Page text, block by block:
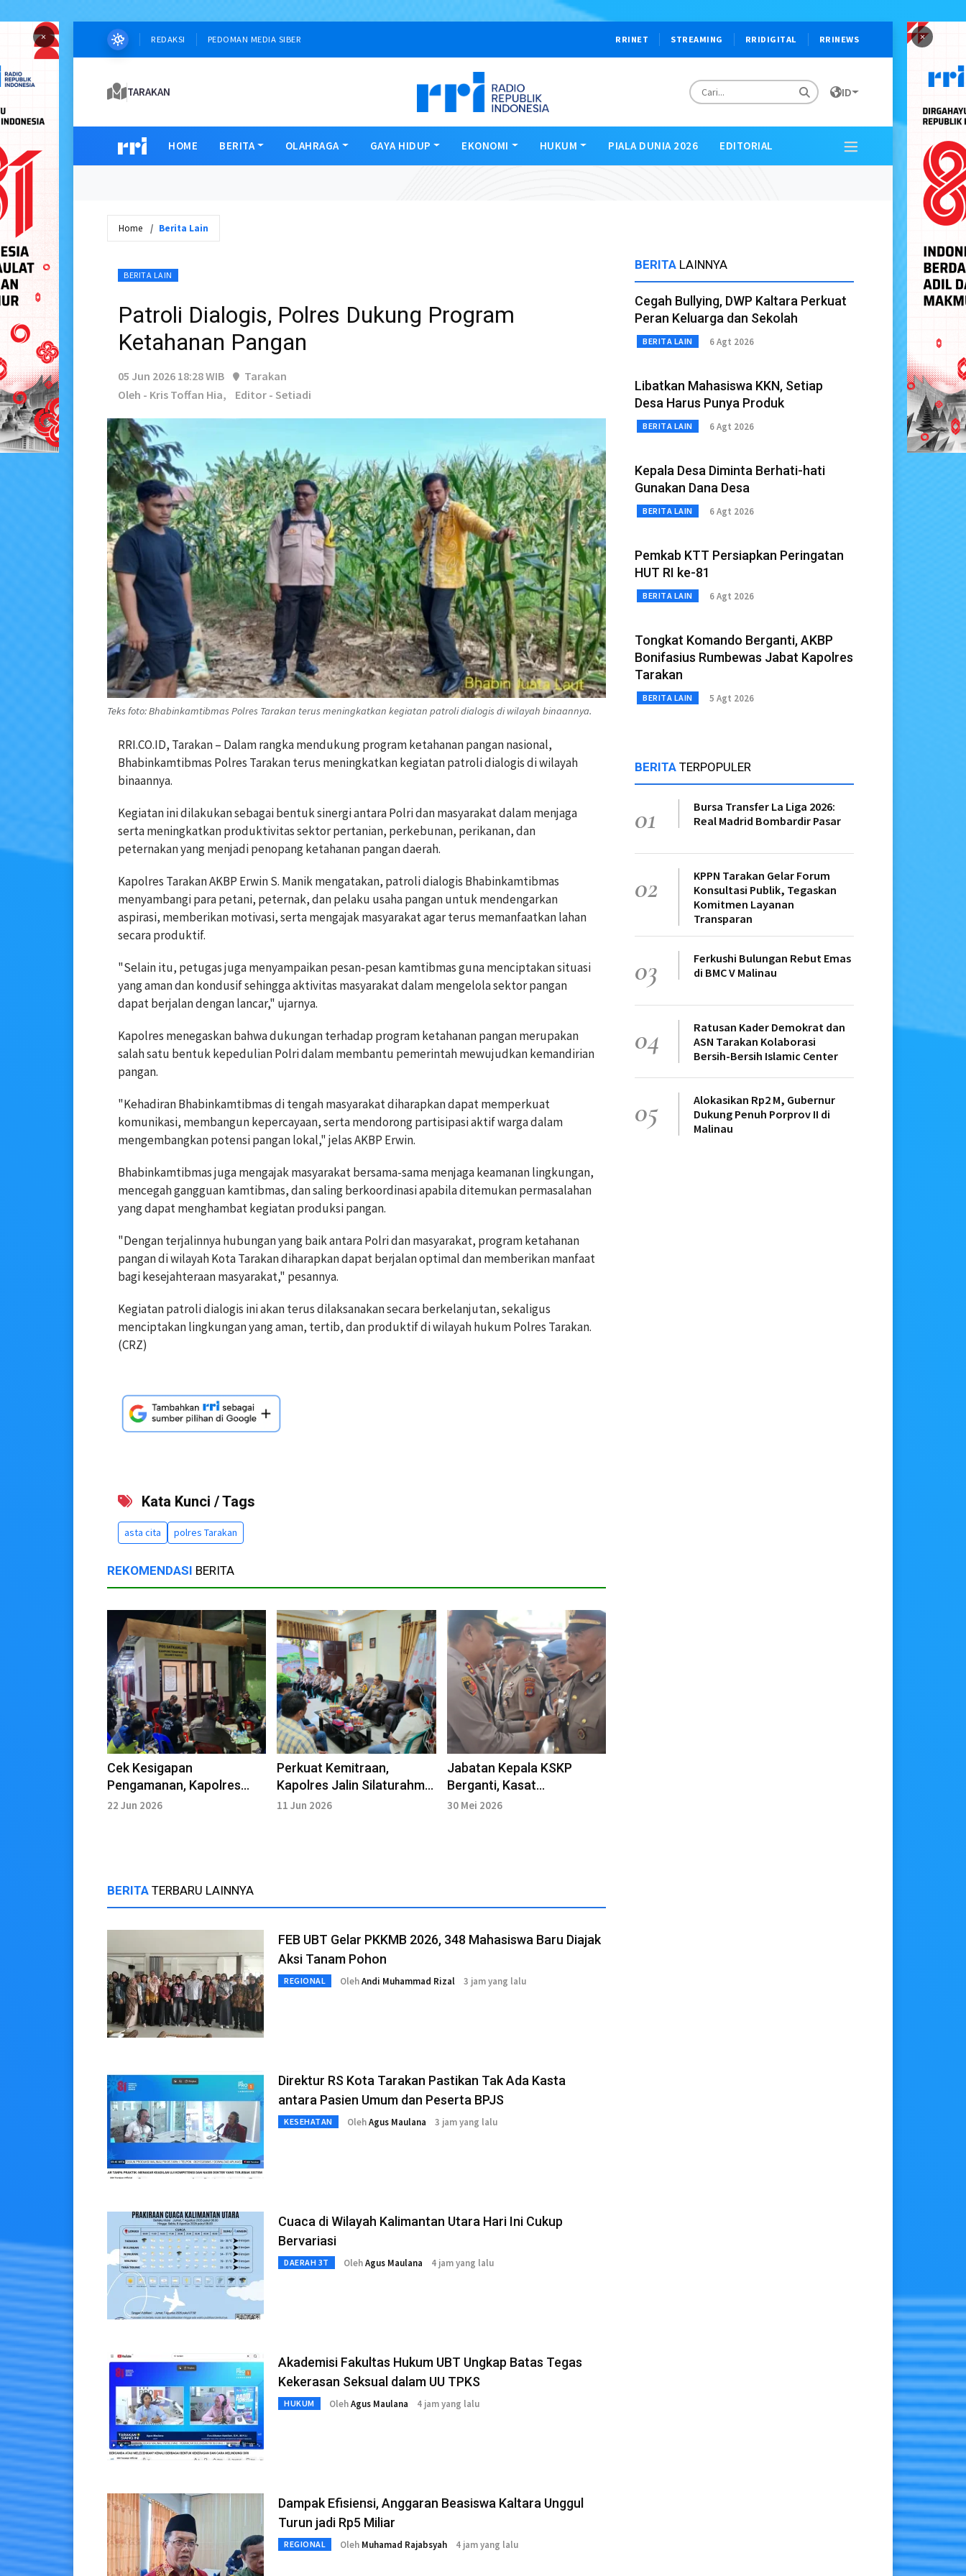
× ×
REDAKSI PEDOMAN MEDIA SIBER RRINET STREAMING RRIDIGITAL RRINEWS
TARAKAN ID
HOME BERITA OLAHRAGA GAYA HIDUP EKONOMI HUKUM PIALA DUNIA 2026 EDITORIAL
Home Berita Lain
BERITA LAIN
Patroli Dialogis, Polres Dukung Program
Ketahanan Pangan
05 Jun 2026 18:28 WIB
Tarakan
Oleh - Kris Toffan Hia,
Editor - Setiadi
Teks foto: Bhabinkamtibmas Polres Tarakan terus meningkatkan kegiatan patroli dialogis di wilayah binaannya.
RRI.CO.ID, Tarakan – Dalam rangka mendukung program ketahanan pangan nasional,
Bhabinkamtibmas Polres Tarakan terus meningkatkan kegiatan patroli dialogis di wilayah
binaannya.
Kegiatan ini dilakukan sebagai bentuk sinergi antara Polri dan masyarakat dalam menjaga
serta meningkatkan produktivitas sektor pertanian, perkebunan, perikanan, dan
peternakan yang menjadi penopang ketahanan pangan daerah.
Kapolres Tarakan AKBP Erwin S. Manik mengatakan, patroli dialogis Bhabinkamtibmas
menyambangi para petani, peternak, dan pelaku usaha pangan untuk mendengarkan
aspirasi, memberikan motivasi, serta mengajak masyarakat agar terus memanfaatkan lahan
secara produktif.
"Selain itu, petugas juga menyampaikan pesan-pesan kamtibmas guna menciptakan situasi
yang aman dan kondusif sehingga aktivitas masyarakat dalam mengelola sektor pangan
dapat berjalan dengan lancar," ujarnya.
Kapolres menegaskan bahwa dukungan terhadap program ketahanan pangan merupakan
salah satu bentuk kepedulian Polri dalam membantu pemerintah mewujudkan kemandirian
pangan.
"Kehadiran Bhabinkamtibmas di tengah masyarakat diharapkan dapat memperkuat
komunikasi, membangun kepercayaan, serta mendorong partisipasi aktif warga dalam
mengembangkan potensi pangan lokal," jelas AKBP Erwin.
Bhabinkamtibmas juga mengajak masyarakat bersama-sama menjaga keamanan lingkungan,
mencegah gangguan kamtibmas, dan saling berkoordinasi apabila ditemukan permasalahan
yang dapat menghambat kegiatan produksi pangan.
"Dengan terjalinnya hubungan yang baik antara Polri dan masyarakat, program ketahanan
pangan di wilayah Kota Tarakan diharapkan dapat berjalan optimal dan memberikan manfaat
bagi kesejahteraan masyarakat," pesannya.
Kegiatan patroli dialogis ini akan terus dilaksanakan secara berkelanjutan, sekaligus
menciptakan lingkungan yang aman, tertib, dan produktif di wilayah hukum Polres Tarakan.
(CRZ)
Kata Kunci / Tags
asta cita polres Tarakan
REKOMENDASI BERITA
Cek Kesigapan
Pengamanan, Kapolres
Tarakan Tinjau Pos
22 Jun 2026
Perkuat Kemitraan,
Kapolres Jalin Silaturahmi
dengan IKAT Tarakan
11 Jun 2026
Jabatan Kepala KSKP
Berganti, Kasat
Resnarkoba Resmi Defintif
30 Mei 2026
BERITA TERBARU LAINNYA
FEB UBT Gelar PKKMB 2026, 348 Mahasiswa Baru Diajak
Aksi Tanam Pohon
REGIONAL OlehAndi Muhammad Rizal 3 jam yang lalu
Direktur RS Kota Tarakan Pastikan Tak Ada Kasta
antara Pasien Umum dan Peserta BPJS
KESEHATAN OlehAgus Maulana 3 jam yang lalu
Cuaca di Wilayah Kalimantan Utara Hari Ini Cukup
Bervariasi
DAERAH 3T OlehAgus Maulana 4 jam yang lalu
Akademisi Fakultas Hukum UBT Ungkap Batas Tegas
Kekerasan Seksual dalam UU TPKS
HUKUM OlehAgus Maulana 4 jam yang lalu
Dampak Efisiensi, Anggaran Beasiswa Kaltara Unggul
Turun jadi Rp5 Miliar
REGIONAL Oleh Muhamad Rajabsyah 4 jam yang lalu
BERITA LAINNYA
Cegah Bullying, DWP Kaltara Perkuat
Peran Keluarga dan Sekolah
BERITA LAIN 6 Agt 2026
Libatkan Mahasiswa KKN, Setiap
Desa Harus Punya Produk
BERITA LAIN 6 Agt 2026
Kepala Desa Diminta Berhati-hati
Gunakan Dana Desa
BERITA LAIN 6 Agt 2026
Pemkab KTT Persiapkan Peringatan
HUT RI ke-81
BERITA LAIN 6 Agt 2026
Tongkat Komando Berganti, AKBP
Bonifasius Rumbewas Jabat Kapolres
Tarakan
BERITA LAIN 5 Agt 2026
BERITA TERPOPULER
01
Bursa Transfer La Liga 2026:
Real Madrid Bombardir Pasar
02
KPPN Tarakan Gelar Forum
Konsultasi Publik, Tegaskan
Komitmen Layanan
Transparan
03
Ferkushi Bulungan Rebut Emas
di BMC V Malinau
04
Ratusan Kader Demokrat dan
ASN Tarakan Kolaborasi
Bersih-Bersih Islamic Center
05
Alokasikan Rp2 M, Gubernur
Dukung Penuh Porprov II di
Malinau